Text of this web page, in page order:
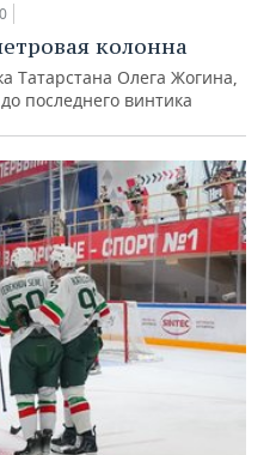
колонна
Татарстана Олега Жогина,
последнего винтика